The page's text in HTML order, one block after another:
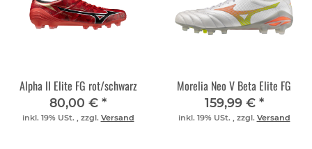
Alpha II Elite FG rot/schwarz
80,00 € *
inkl. 19% USt. , zzgl. Versand
Morelia Neo V Beta Elite FG
159,99 € *
inkl. 19% USt. , zzgl. Versand